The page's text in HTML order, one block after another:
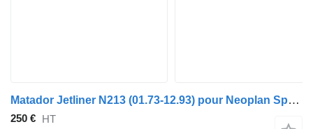
Matador Jetliner N213 (01.73-12.93) pour Neoplan Spaceliner, Skyliner, Jetliner, Cityliner (1973-)
250 € HT